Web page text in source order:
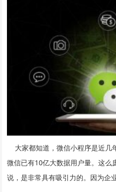
大家都知道，微信小程序是近几
微信已有10亿大数据用户量。这么
说，是非常具有吸引力的。因为企